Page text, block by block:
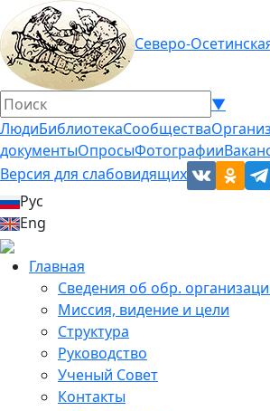
Северо-
▼
ЛюдиБиблиотекаСообщества
документыОпросыФотографии
Версия для слабовидящих
Рус
Eng
Главная
Сведения об обр.
Миссия, видение и цели
Структура
Руководство
Ученый Совет
Контакты